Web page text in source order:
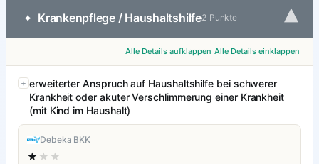
✦ Krankenpflege / Haushaltshilfe2 Punkte ▾
Alle Details aufklappen Alle Details einklappen
erweiterter Anspruch auf Haushaltshilfe bei schwerer
Krankheit oder akuter Verschlimmerung einer Krankheit
(mit Kind im Haushalt)
Debeka BKK
★ ★★